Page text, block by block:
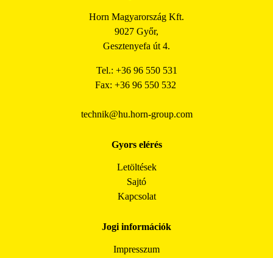
Horn Magyarország Kft.
9027 Győr,
Gesztenyefa út 4.
Tel.: +36 96 550 531
Fax: +36 96 550 532
technik@hu.horn-group.com
Gyors elérés
Letöltések
Sajtó
Kapcsolat
Jogi információk
Impresszum